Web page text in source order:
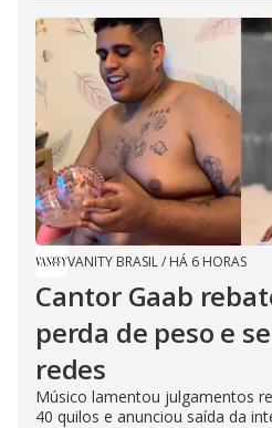
VANITY BRASIL/ HÁ 6 HORAS
Cantor Gaab
perda de peso e
redes
Músico lamentou julgamentos
40 quilos e anunciou saída da